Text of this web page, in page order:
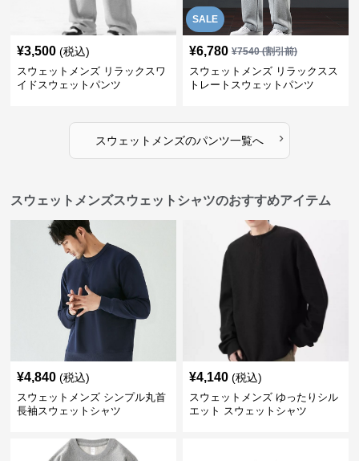
¥3,500 (税込)
スウェットメンズ リラックスワ
イドスウェットパンツ
SALE
¥6,780 ¥7540(割引前)
スウェットメンズ リラックスス
トレートスウェットパンツ
スウェットメンズのパンツ一覧へ ›
スウェットメンズスウェットシャツのおすすめアイテム
¥4,840 (税込)
スウェットメンズ シンプル丸首
長袖スウェットシャツ
¥4,140 (税込)
スウェットメンズ ゆったりシル
エット スウェットシャツ